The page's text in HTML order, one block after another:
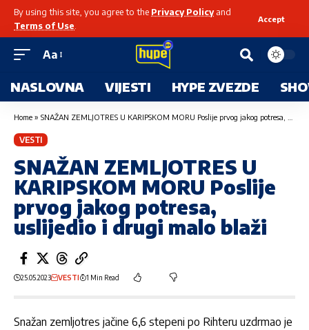
By using this site, you agree to the Privacy Policyand
Terms of Use
Accept
Aa
NASLOVNA VIJESTI HYPE ZVEZDE
Home » SNAŽAN ZEMLJOTRES U KARIPSKOM MORU Poslije prvog jakog potresa, uslijedio i drugi malo blaži
VESTI
SNAŽAN ZEMLJOTRES U
KARIPSKOM MORU Poslije
prvog jakog potresa,
uslijedio i drugi malo blaži
25.05.2023 VESTI 1 Min Read
Snažan zemljotres jačine 6,6 stepeni po Rihteru uzdrmao je